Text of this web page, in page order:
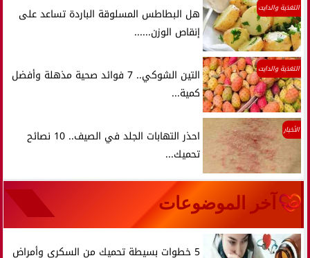
التغذية والدايت
هل البطاطس المسلوقة الباردة تساعد على
إنقاص الوزن......
التغذية والدايت
التين الشوكي.. 7 فوائد صحية مذهلة وأفضل
كمية...
الأخبار
احذر التهابات الجلد في الصيف.. 10 نصائح
تحميك...
آخر الموضوعات
5 خطوات بسيطة تحميك من السكري وأمراض